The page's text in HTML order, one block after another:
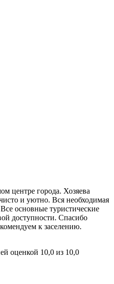
центре города. Хозяева
и уютно. Вся необходимая
основные туристические
доступности. Спасибо
к заселению.
оценкой 10,0 из 10,0